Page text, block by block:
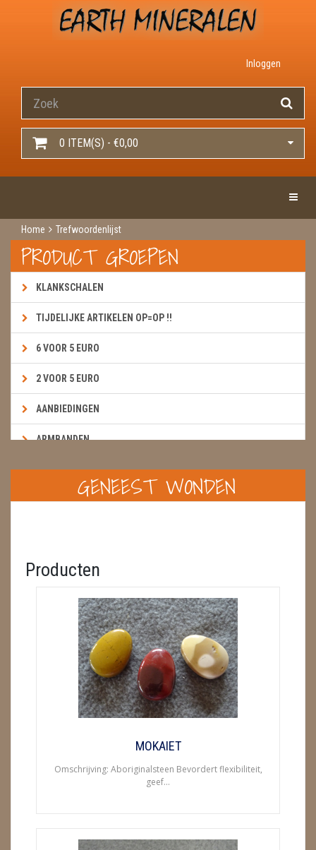
Inloggen
0 ITEM(S) - €0,00
Home Trefwoordenlijst
PRODUCT GROEPEN
KLANKSCHALEN
TIJDELIJKE ARTIKELEN OP=OP !!
6 VOOR 5 EURO
2 VOOR 5 EURO
AANBIEDINGEN
ARMBANDEN
BOEKEN & KAARTEN E.A.R.T.H.
BOLLEN
CADEAUBONNEN
FENG SHUI
GEODE 'S / STANDAARDS
HANGERS
GENEEST WONDEN
Producten
MOKAIET
Omschrijving: Aboriginalsteen Bevordert flexibiliteit,
geef...